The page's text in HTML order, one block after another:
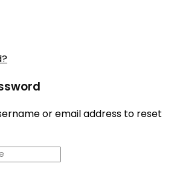
or email address to reset